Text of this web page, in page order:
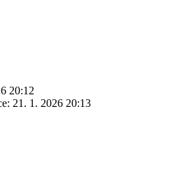
20:12
21. 1. 2026 20:13